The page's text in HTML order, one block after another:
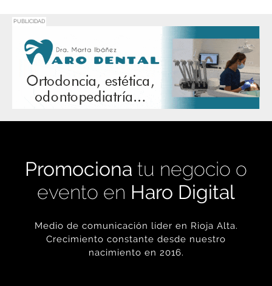
PUBLICIDAD
Promociona tu negocio o
evento en Haro Digital
Medio de comunicación líder en Rioja Alta.
Crecimiento constante desde nuestro
nacimiento en 2016.